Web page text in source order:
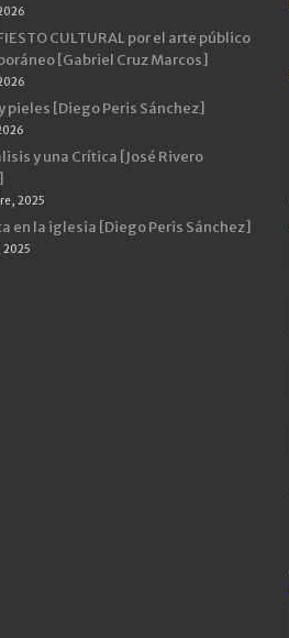
CULTURAL por el arte público
[Gabriel Cruz Marcos]
pieles [Diego Peris Sánchez]
y una Crítica [José Rivero
2025
en la iglesia [Diego Peris Sánchez]
2025